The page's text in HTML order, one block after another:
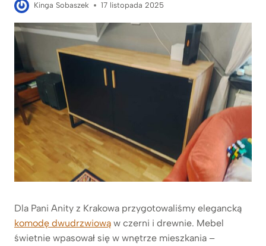
Kinga Sobaszek 17 listopada 2025
Dla Pani Anity z Krakowa przygotowaliśmy elegancką
komodę dwudrzwiową w czerni i drewnie. Mebel
świetnie wpasował się w wnętrze mieszkania –